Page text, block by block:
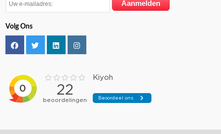
Volg Ons